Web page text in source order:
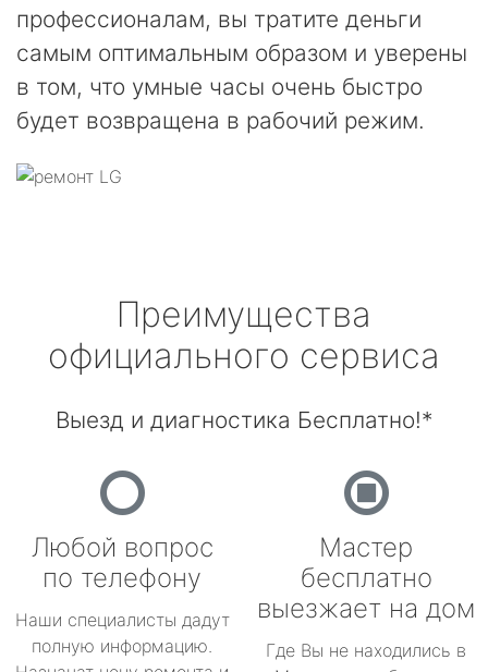
профессионалам, вы тратите деньги
самым оптимальным образом и уверены
в том, что умные часы очень быстро
будет возвращена в рабочий режим.
Преимущества
официального сервиса
Выезд и диагностика Бесплатно!*
Любой вопрос
по телефону
Наши специалисты дадут
полную информацию.
Мастер
бесплатно
выезжает на дом
Где Вы не находились в